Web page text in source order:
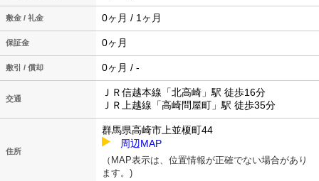
敷金 / 礼金 0ヶ月 / 1ヶ月
保証金 0ヶ月
敷引 / 償却 0ヶ月 / -
交通
ＪＲ信越本線「北高崎」駅 徒歩16分
ＪＲ上越線「高崎問屋町」駅 徒歩35分
住所
群馬県高崎市上並榎町44
周辺MAP
（MAP表示は、位置情報が正確でない場合があり
ます。)